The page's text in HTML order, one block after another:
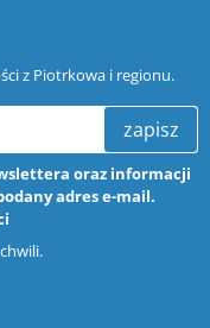
z Piotrkowa i regionu.
zapisz
oraz informacji
adres e-mail.